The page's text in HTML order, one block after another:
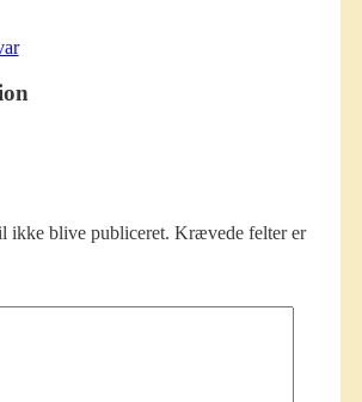
ikke blive publiceret. Krævede felter er